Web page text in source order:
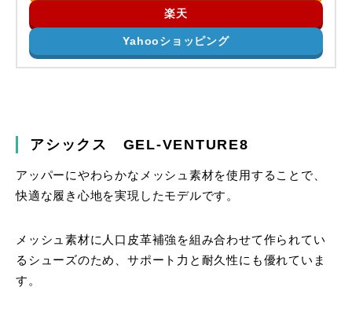
楽天
Yahooショッピング
アシックス GEL-VENTURE8
アッパーにやわらかなメッシュ素材を使用することで、
快適な履き心地を実現したモデルです。
メッシュ素材に人口皮革補強を組み合わせて作られてい
るシューズのため、サポート力と耐久性にも優れていま
す。